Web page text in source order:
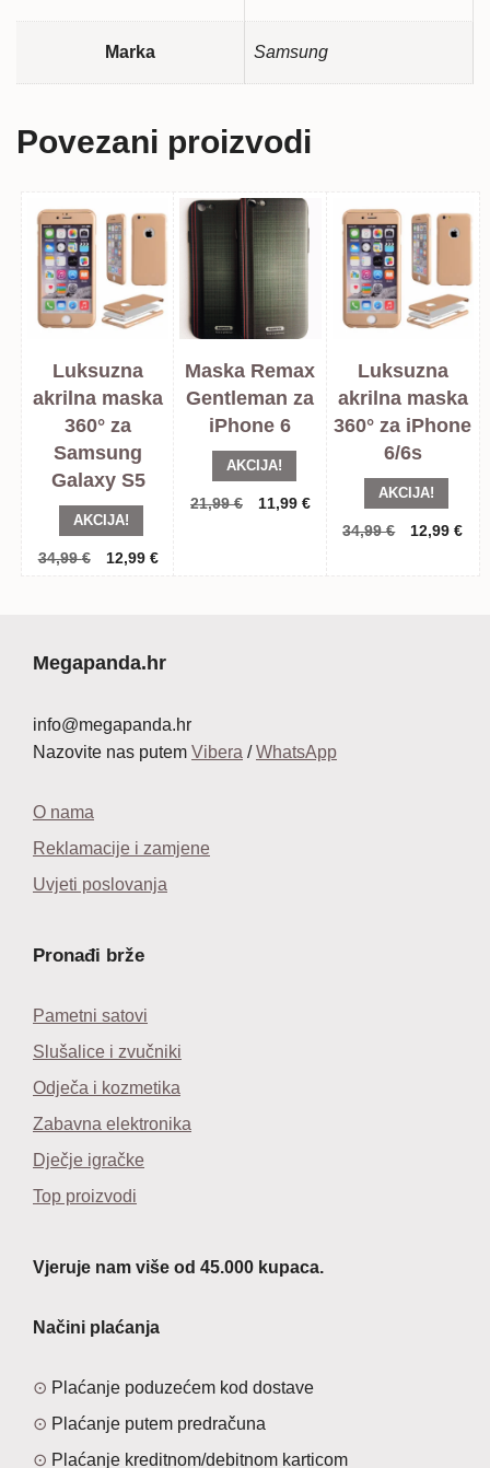
Marka Samsung
Povezani proizvodi
Luksuzna
akrilna maska
360° za
Samsung
Galaxy S5
AKCIJA!
34,99€
Izvorna
12,99 €Trenutna
Maska Remax
Gentleman za
iPhone 6
AKCIJA!
21,99€
Izvorna
11,99 €Trenutna
cijena
Luksuzna
akrilna maska
360° za iPhone
6/6s
AKCIJA!
34,99€
Izvorna
12,99€
Megapanda.hr
info@megapanda.hr
Nazovite nas putem Vibera /WhatsApp
O nama
Reklamacije i zamjene
Uvjeti poslovanja
Pronađi brže
Pametni satovi
Slušalice i zvučniki
Odječa i kozmetika
Zabavna elektronika
Dječje igračke
Top proizvodi
Vjeruje nam više od 45.000 kupaca.
Načini plaćanja
Plaćanje poduzećem kod dostave
Plaćanje putem predračuna
Plaćanje kreditnom/debitnom karticom